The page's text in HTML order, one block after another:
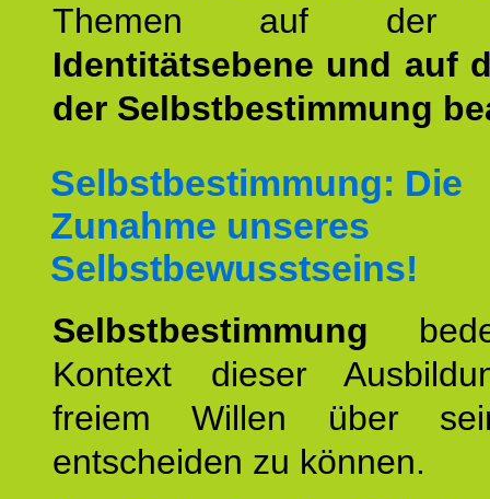
Themen auf
Identitätsebene und auf
der Selbstbestimmung
Selbstbestimmung: Die
Zunahme unseres
Selbstbewusstseins!
Selbstbestimmung
Kontext dieser
freiem Willen über
entscheiden zu können.